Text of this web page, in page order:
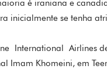
é iraniana e
inicialmente se tenha
International Airlines
Imam Khomeini, em